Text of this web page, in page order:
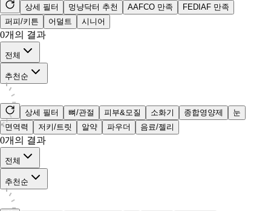
상세 필터
멍냥닥터 추천 AAFCO 만족
FEDIAF 만족
퍼피/키튼
어덜트 시니어
0개의 결과
전체
추천순
상세 필터 뼈/관절 피부&모질 소화기 종합영양제
눈
면역력
저키/트릿 알약 파우더 음료/젤리
0개의 결과
전체
추천순